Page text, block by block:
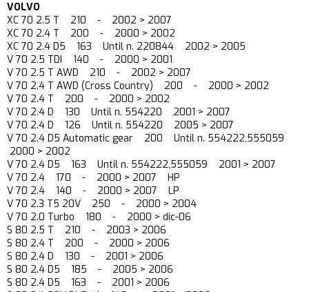
VOLVO
XC 70 2.5 T 210 - 2002 > 2007
XC 70 2.4 T 200 - 2000 > 2002
XC 70 2.4 D5 163 Until n. 220844 2002 > 2005
V 70 2.5 TDI 140 - 2000 > 2001
V 70 2.5 T AWD 210 - 2002 > 2007
V 70 2.4 T AWD (Cross Country) 200 - 2000 > 2002
V 70 2.4 T 200 - 2000 > 2002
V 70 2.4 D 130 Until n. 554220 2001 > 2007
V 70 2.4 D 126 Until n. 554220 2005 > 2007
V 70 2.4 D5 Automatic gear 200 Until n. 554222,555059
2000 > 2002
V 70 2.4 D5 163 Until n. 554222,555059 2001 > 2007
V 70 2.4 170 - 2000 > 2007 HP
V 70 2.4 140 - 2000 > 2007 LP
V 70 2.3 T5 20V 250 - 2000 > 2004
V 70 2.0 Turbo 180 - 2000 > dic-06
S 80 2.5 T 210 - 2003 > 2006
S 80 2.4 T 200 - 2000 > 2006
S 80 2.4 D 130 - 2001 > 2006
S 80 2.4 D5 185 - 2005 > 2006
S 80 2.4 D5 163 - 2001 > 2006